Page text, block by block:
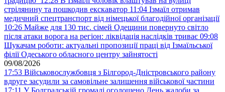
стрілянину та пошкодив екскаватор 11:04 Ізмаїл отримав
медичний спецтранспорт від німецької благодійної організації
10:26 Майже для 130 тис. сімей Одещини повернуто світло
після атаки ворога на регіон: ліквідація наслідків триває 09:08
Шукачам роботи: актуальні пропозиції праці від Ізмаїльської
філії Одеського обласного центру зайнятості
09/08/2026
17:53 Військовослужбовця з Білгород-Дністровського району
вдруге засудили за самовільне залишення військової частини
17:11 У Болградській громаді оголошено День жалоби за